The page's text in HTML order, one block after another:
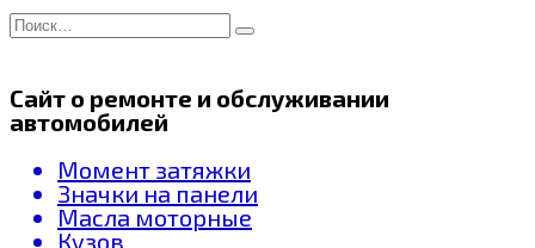
Перейти
к
Search
for:
Сайт о ремонте и обслуживании
автомобилей
Момент затяжки
Значки на панели
Масла моторные
Кузов